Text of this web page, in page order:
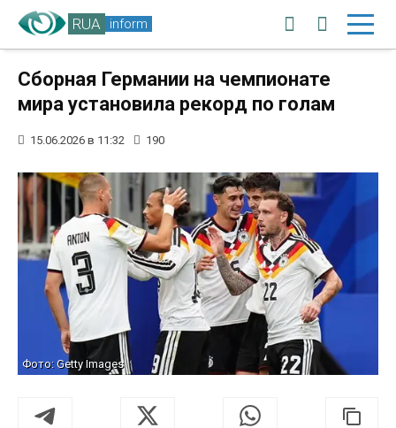
RUA inform
Сборная Германии на чемпионате
мира установила рекорд по голам
15.06.2026 в 11:32 190
Фото: Getty Images